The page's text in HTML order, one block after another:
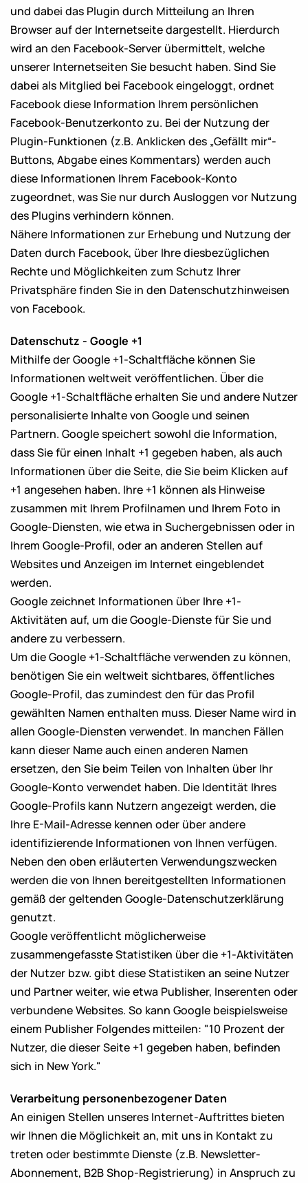
und dabei das Plugin durch Mitteilung an Ihren
Browser auf der Internetseite dargestellt. Hierdurch
wird an den Facebook-Server übermittelt, welche
unserer Internetseiten Sie besucht haben. Sind Sie
dabei als Mitglied bei Facebook eingeloggt, ordnet
Facebook diese Information Ihrem persönlichen
Facebook-Benutzerkonto zu. Bei der Nutzung der
Plugin-Funktionen (z.B. Anklicken des „Gefällt mir“-
Buttons, Abgabe eines Kommentars) werden auch
diese Informationen Ihrem Facebook-Konto
zugeordnet, was Sie nur durch Ausloggen vor Nutzung
des Plugins verhindern können.
Nähere Informationen zur Erhebung und Nutzung der
Daten durch Facebook, über Ihre diesbezüglichen
Rechte und Möglichkeiten zum Schutz Ihrer
Privatsphäre finden Sie in den Datenschutzhinweisen
von Facebook.
Datenschutz - Google +1
Mithilfe der Google +1-Schaltfläche können Sie
Informationen weltweit veröffentlichen. Über die
Google +1-Schaltfläche erhalten Sie und andere Nutzer
personalisierte Inhalte von Google und seinen
Partnern. Google speichert sowohl die Information,
dass Sie für einen Inhalt +1 gegeben haben, als auch
Informationen über die Seite, die Sie beim Klicken auf
+1 angesehen haben. Ihre +1 können als Hinweise
zusammen mit Ihrem Profilnamen und Ihrem Foto in
Google-Diensten, wie etwa in Suchergebnissen oder in
Ihrem Google-Profil, oder an anderen Stellen auf
Websites und Anzeigen im Internet eingeblendet
werden.
Google zeichnet Informationen über Ihre +1-
Aktivitäten auf, um die Google-Dienste für Sie und
andere zu verbessern.
Um die Google +1-Schaltfläche verwenden zu können,
benötigen Sie ein weltweit sichtbares, öffentliches
Google-Profil, das zumindest den für das Profil
gewählten Namen enthalten muss. Dieser Name wird in
allen Google-Diensten verwendet. In manchen Fällen
kann dieser Name auch einen anderen Namen
ersetzen, den Sie beim Teilen von Inhalten über Ihr
Google-Konto verwendet haben. Die Identität Ihres
Google-Profils kann Nutzern angezeigt werden, die
Ihre E-Mail-Adresse kennen oder über andere
identifizierende Informationen von Ihnen verfügen.
Neben den oben erläuterten Verwendungszwecken
werden die von Ihnen bereitgestellten Informationen
gemäß der geltenden Google-Datenschutzerklärung
genutzt.
Google veröffentlicht möglicherweise
zusammengefasste Statistiken über die +1-Aktivitäten
der Nutzer bzw. gibt diese Statistiken an seine Nutzer
und Partner weiter, wie etwa Publisher, Inserenten oder
verbundene Websites. So kann Google beispielsweise
einem Publisher Folgendes mitteilen: "10 Prozent der
Nutzer, die dieser Seite +1 gegeben haben, befinden
sich in New York."
Verarbeitung personenbezogener Daten
An einigen Stellen unseres Internet-Auftrittes bieten
wir Ihnen die Möglichkeit an, mit uns in Kontakt zu
treten oder bestimmte Dienste (z.B. Newsletter-
Abonnement, B2B Shop-Registrierung) in Anspruch zu